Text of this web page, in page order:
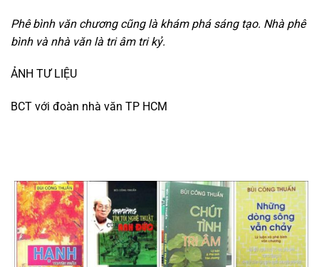
Phê bình văn chương cũng là khám phá sáng tạo. Nhà phê
bình và nhà văn là tri âm tri kỷ.
ẢNH TƯ LIỆU
BCT với đoàn nhà văn TP HCM